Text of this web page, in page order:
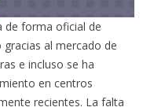
de forma oficial de
al mercado de
e incluso se ha
en centros
recientes. La falta